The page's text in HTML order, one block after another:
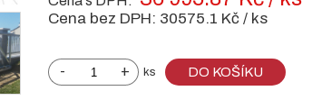
Cena bez DPH: 30575.1 Kč / ks
- + ks DO KOŠÍKU